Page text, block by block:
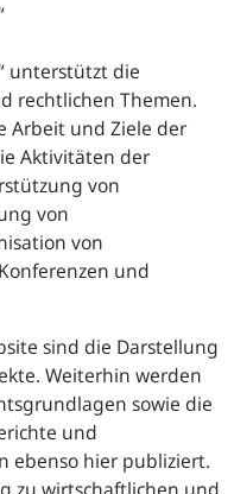
unterstützt die
rechtlichen Themen.
Arbeit und Ziele der
Aktivitäten der
von
von
von
und
sind die Darstellung
Weiterhin werden
sowie die
und
ebenso hier publiziert.